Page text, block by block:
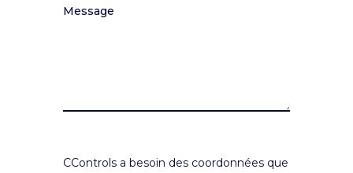
Message
CControls a besoin des coordonnées que